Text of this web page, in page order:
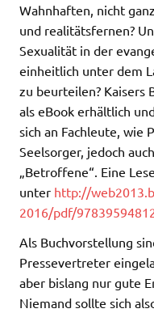
Wahnhaften, nicht
und realitätsfernen?
Sexualität in der
einheitlich unter dem
zu beurteilen? Kaisers
als eBook erhältlich
sich an Fachleute, wie
Seelsorger, jedoch
„Betroffene“. Eine
unter http://
2016/pdf/
Als Buchvorstellung
Pressevertreter
aber bislang nur gute
Niemand sollte sich